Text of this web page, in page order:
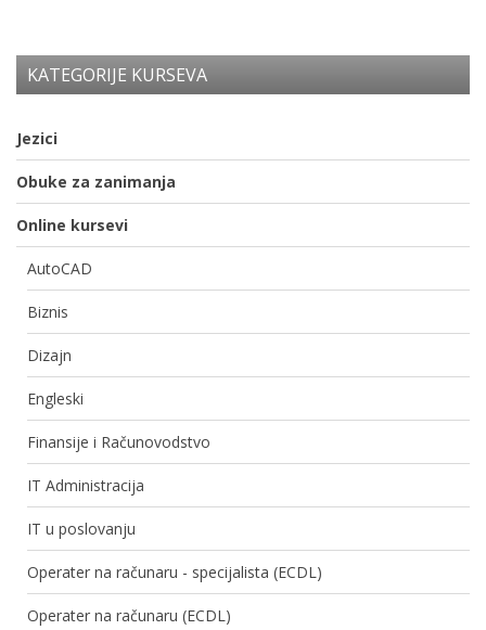
KATEGORIJE KURSEVA
Jezici
Obuke za zanimanja
Online kursevi
AutoCAD
Biznis
Dizajn
Engleski
Finansije i Računovodstvo
IT Administracija
IT u poslovanju
Operater na računaru - specijalista (ECDL)
Operater na računaru (ECDL)